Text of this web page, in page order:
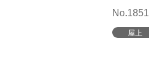
No.1851
屋上